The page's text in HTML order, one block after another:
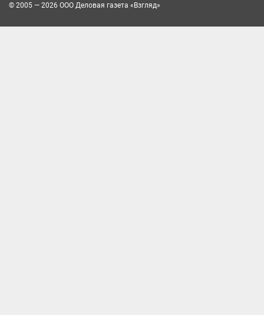
© 2005 — 2026 ООО Деловая газета «Взгляд»